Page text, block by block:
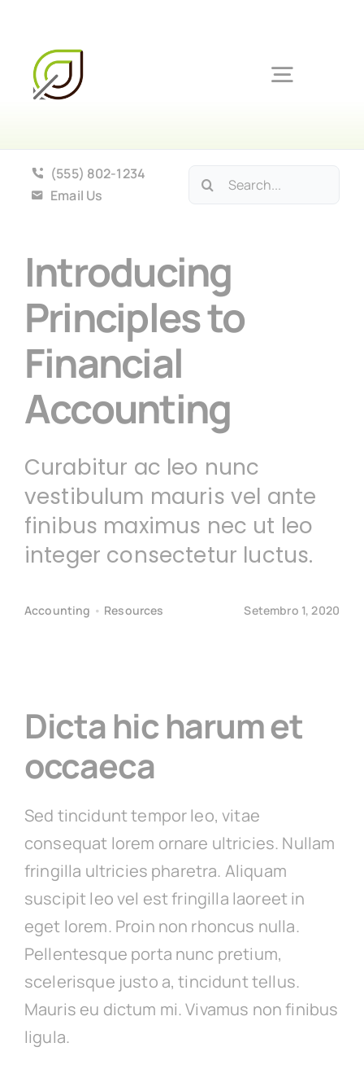
content
Toggle
Produtos
Sobre nós
(555) 802-1234
Email Us
Pesquisar
Introducing
Principles to
Financial
Accounting
Curabitur ac leo nunc
vestibulum mauris vel ante
finibus maximus nec ut leo
integer consectetur luctus.
Accounting • Resources Setembro 1, 2020
Dicta hic harum et
occaeca
Sed tincidunt tempor leo, vitae
consequat lorem ornare ultricies. Nullam
fringilla ultricies pharetra. Aliquam
suscipit leo vel est fringilla laoreet in
eget lorem. Proin non rhoncus nulla.
Pellentesque porta nunc pretium,
scelerisque justo a, tincidunt tellus.
Mauris eu dictum mi. Vivamus non finibus
ligula.